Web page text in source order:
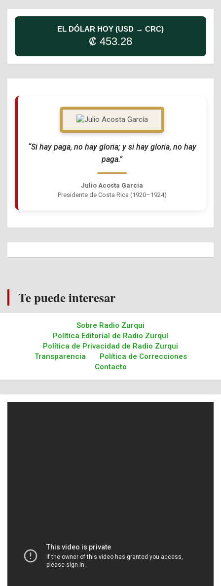
EL DÓLAR HOY (USD → CRC)
₡ 453.28
“Si hay paga, no hay gloria; y si hay gloria, no hay
paga.”
Julio Acosta García
Presidente de Costa Rica (1920–1924)
Te puede interesar
Sobre Radio Zurqui
Política Editorial de Radio Zurquí
Política de Privacidad de Radio Zurqui
Transparencia
Política de Correcciones
Contacto